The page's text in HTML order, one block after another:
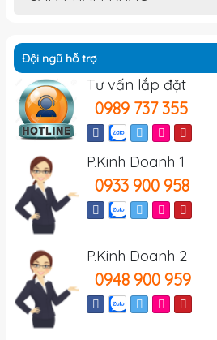
Đội ngũ hỗ trợ
Tư vấn lắp đặt
0989 737 355
P.Kinh Doanh 1
0933 900 958
P.Kinh Doanh 2
0948 900 959